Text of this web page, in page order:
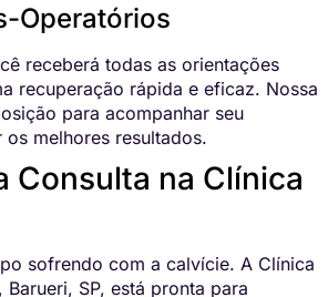
Operatórios
receberá todas as orientações
recuperação rápida e eficaz. Nossa
para acompanhar seu
melhores resultados.
Consulta na Clínica
sofrendo com a calvície. A Clínica
SP, está pronta para